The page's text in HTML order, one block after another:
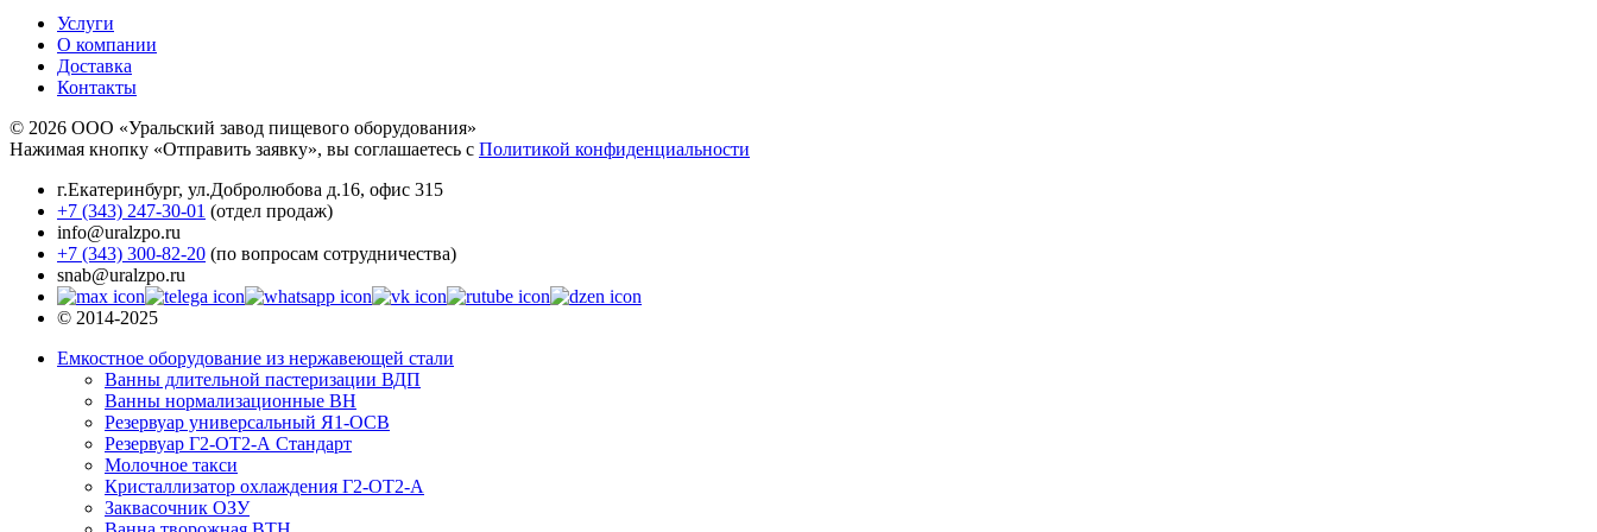
Услуги
О компании
Доставка
Контакты
© 2026 ООО «Уральский завод пищевого оборудования»
Нажимая кнопку «Отправить заявку», вы соглашаетесь с Политикой конфиденциальности
г.Екатеринбург, ул.Добролюбова д.16, офис 315
+7 (343) 247-30-01 (отдел продаж)
info@uralzpo.ru
+7 (343) 300-82-20 (по вопросам сотрудничества)
snab@uralzpo.ru
© 2014-2025
Емкостное оборудование из нержавеющей стали
Ванны длительной пастеризации ВДП
Ванны нормализационные ВН
Резервуар универсальный Я1-ОСВ
Резервуар Г2-ОТ2-А Стандарт
Молочное такси
Кристаллизатор охлаждения Г2-ОТ2-А
Заквасочник ОЗУ